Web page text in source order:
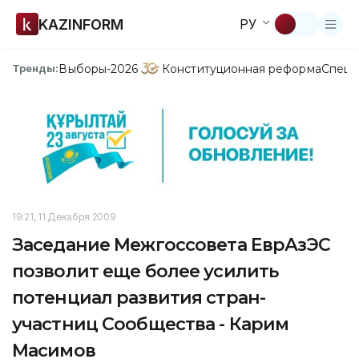
KAZINFORM РУ
Тренды:Выборы-2026 Конституционная реформа
19:21, 11 Декабря 2009
Заседание Межгоссовета ЕврАзЭС
позволит еще более усилить
потенциал развития стран-
участниц Сообщества - Карим
Масимов